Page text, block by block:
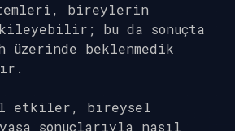
bireylerin
bu da sonuçta
beklenmedik
etkiler, bireysel
sonuçlarıyla nasıl